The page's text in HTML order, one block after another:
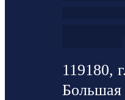
119180,